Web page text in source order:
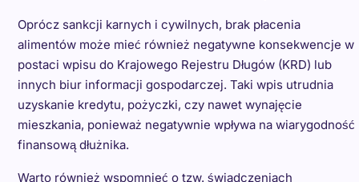
Oprócz sankcji karnych i cywilnych, brak płacenia
alimentów może mieć również negatywne konsekwencje w
postaci wpisu do Krajowego Rejestru Długów (KRD) lub
innych biur informacji gospodarczej. Taki wpis utrudnia
uzyskanie kredytu, pożyczki, czy nawet wynajęcie
mieszkania, ponieważ negatywnie wpływa na wiarygodność
finansową dłużnika.
Warto również wspomnieć o tzw. świadczeniach